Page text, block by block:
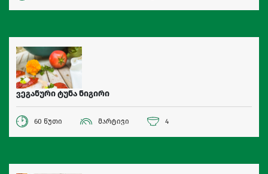
ვეგანური ტუნა ნიგირი
60 წუთი მარტივი 4